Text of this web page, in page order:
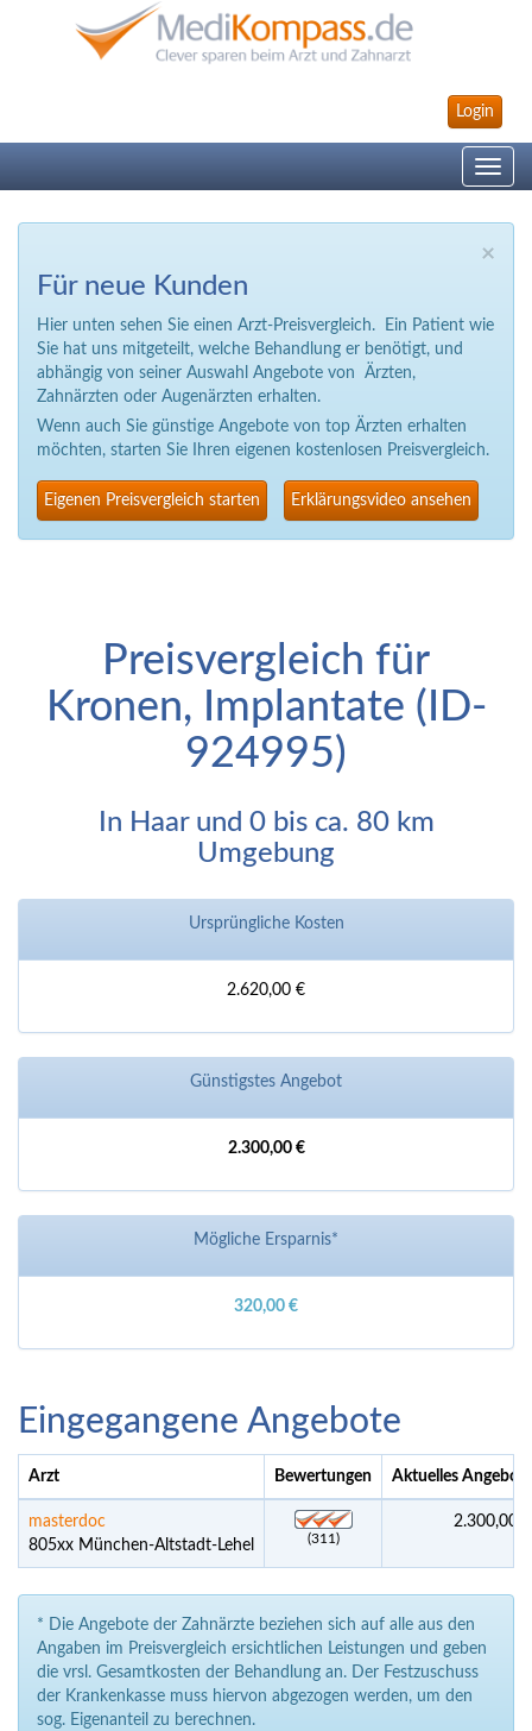
Login
Toggle
×
Für neue Kunden
Hier unten sehen Sie einen Arzt-Preisvergleich. Ein Patient wie
Sie hat uns mitgeteilt, welche Behandlung er benötigt, und
abhängig von seiner Auswahl Angebote von Ärzten,
Zahnärzten oder Augenärzten erhalten.
Wenn auch Sie günstige Angebote von top Ärzten erhalten
möchten, starten Sie Ihren eigenen kostenlosen Preisvergleich.
Eigenen Preisvergleich starten Erklärungsvideo ansehen
Preisvergleich für
Kronen, Implantate (ID-
924995)
In Haar und 0 bis ca. 80 km
Umgebung
Ursprüngliche Kosten
2.620,00 €
Günstigstes Angebot
2.300,00 €
Mögliche Ersparnis*
320,00 €
Eingegangene Angebote
Arzt Bewertungen Aktuelles Angebot
masterdoc
805xx München-Altstadt-Lehel
(311)
2.300,00 €
* Die Angebote der Zahnärzte beziehen sich auf alle aus den
Angaben im Preisvergleich ersichtlichen Leistungen und geben
die vrsl. Gesamtkosten der Behandlung an. Der Festzuschuss
der Krankenkasse muss hiervon abgezogen werden, um den
sog. Eigenanteil zu berechnen.